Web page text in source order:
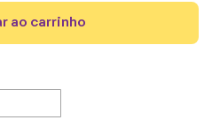
ao carrinho